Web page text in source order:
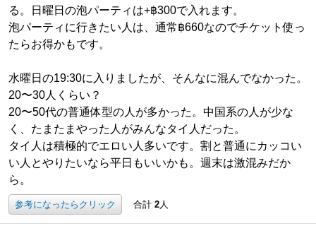
る。日曜日の泡パーティは+฿300で入れます。
泡パーティに行きたい人は、通常฿660なのでチケット使っ
たらお得かもです。
水曜日の19:30に入りましたが、そんなに混んでなかった。
20〜30人くらい？
20〜50代の普通体型の人が多かった。中国系の人が少な
く、たまたまやった人がみんなタイ人だった。
タイ人は積極的でエロい人多いです。割と普通にカッコい
い人とやりたいなら平日もいいかも。週末は激混みだか
ら。
参考になったらクリック 合計 2人